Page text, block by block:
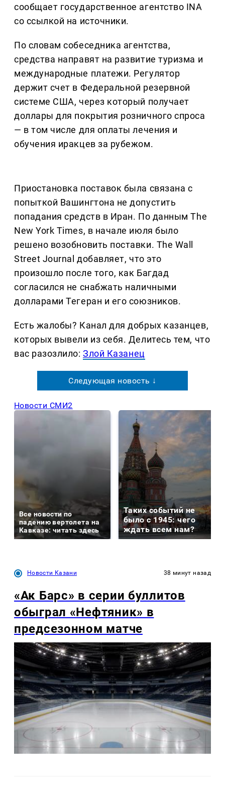
сообщает государственное агентство INA
со ссылкой на источники.
По словам собеседника агентства,
средства направят на развитие туризма и
международные платежи. Регулятор
держит счет в Федеральной резервной
системе США, через который получает
доллары для покрытия розничного спроса
— в том числе для оплаты лечения и
обучения иракцев за рубежом.
Приостановка поставок была связана с
попыткой Вашингтона не допустить
попадания средств в Иран. По данным The
New York Times, в начале июля было
решено возобновить поставки. The Wall
Street Journal добавляет, что это
произошло после того, как Багдад
согласился не снабжать наличными
долларами Тегеран и его союзников.
Есть жалобы? Канал для добрых казанцев,
которых вывели из себя. Делитеcь тем, что
вас разозлило:Злой Казанец
Следующая новость ↓
Новости СМИ2
Все новости по
падению вертолета на
Кавказе: читать здесь
Таких событий не
было с 1945: чего
ждать всем нам?
Новости Казани 38 минут назад
«Ак Барс» в серии буллитов
обыграл «Нефтяник» в
предсезонном матче